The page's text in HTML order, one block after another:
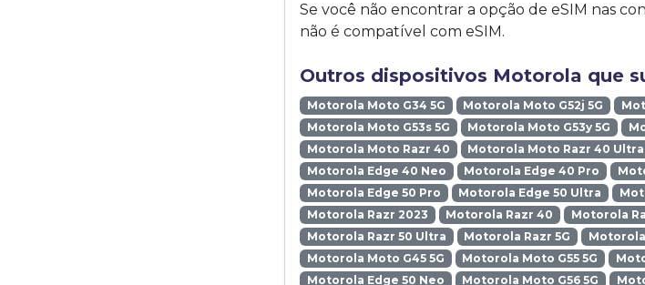
Se você não encontrar a opção de eSIM nas
não é compatível com eSIM.
Outros dispositivos Motorola que
Motorola Moto G34 5G Motorola Moto G52j 5G
Motorola Moto G53s 5G
Motorola Moto G53y 5G
Motorola Moto Razr 40
Motorola Moto Razr 40 Ultra
Motorola Edge 40 Neo
Motorola Edge 40 Pro
Motorola Edge 50 Pro
Motorola Edge 50 Ultra
Motorola Razr 2023
Motorola Razr 40 Motorola
Motorola Razr 50 Ultra
Motorola Razr 5G
Motorola Moto G45 5G
Motorola Moto G55 5G
Motorola Edge 50 Neo
Motorola Moto G56 5G